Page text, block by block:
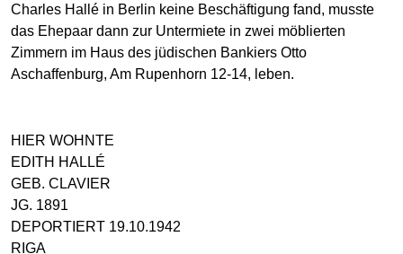
Charles Hallé in Berlin keine Beschäftigung fand, musste
das Ehepaar dann zur Untermiete in zwei möblierten
Zimmern im Haus des jüdischen Bankiers Otto
Aschaffenburg, Am Rupenhorn 12-14, leben.
HIER WOHNTE
EDITH HALLÉ
GEB. CLAVIER
JG. 1891
DEPORTIERT 19.10.1942
RIGA